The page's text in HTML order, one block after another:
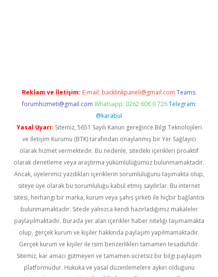
Reklam ve İletişim: E-mail: backlinkpaneli@gmail.com Teams:
forumhizmeti@gmail.com Whatsapp: 0262 606 0 726 Telegram:
@karabul
Yasal Uyarı: Sitemiz, 5651 Sayılı Kanun gereğince Bilgi Teknolojileri
ve İletişim Kurumu (BTK) tarafından onaylanmış bir Yer Sağlayıcı
olarak hizmet vermektedir. Bu nedenle, sitedeki içerikleri proaktif
olarak denetleme veya araştırma yükümlülüğümüz bulunmamaktadır.
Ancak, üyelerimiz yazdıkları içeriklerin sorumluluğunu taşımakta olup,
siteye üye olarak bu sorumluluğu kabul etmiş sayılırlar. Bu internet
sitesi, herhangi bir marka, kurum veya şahıs şirketi ile hiçbir bağlantısı
bulunmamaktadır. Sitede yalnızca kendi hazırladığımız makaleler
paylaşılmaktadır. Burada yer alan içerikler haber niteliği taşımamakta
olup, gerçek kurum ve kişiler hakkında paylaşım yapılmamaktadır.
Gerçek kurum ve kişiler ile isim benzerlikleri tamamen tesadüfidir.
Sitemiz, kar amacı gütmeyen ve tamamen ücretsiz bir bilgi paylaşım
platformudur. Hukuka ve yasal düzenlemelere aykırı olduğunu